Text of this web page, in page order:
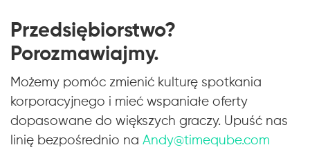
Przedsiębiorstwo?
Porozmawiajmy.
Możemy pomóc zmienić kulturę spotkania
korporacyjnego i mieć wspaniałe oferty
dopasowane do większych graczy. Upuść nas
linię bezpośrednio na Andy@timeqube.com